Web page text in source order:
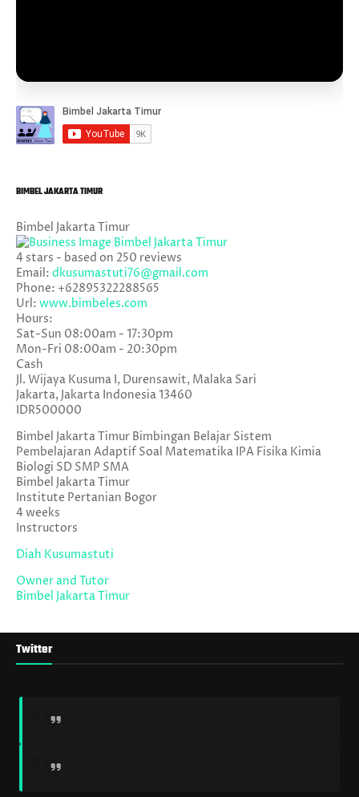
BIMBEL JAKARTA TIMUR
Bimbel Jakarta Timur
4 stars - based on 250 reviews
Email: dkusumastuti76@gmail.com
Phone: +62895322288565
Url: www.bimbeles.com
Hours:
Sat-Sun 08:00am - 17:30pm
Mon-Fri 08:00am - 20:30pm
Cash
Jl. Wijaya Kusuma I, Durensawit, Malaka Sari
Jakarta, Jakarta Indonesia13460
IDR500000
Bimbel Jakarta Timur Bimbingan Belajar Sistem
Pembelajaran Adaptif Soal Matematika IPA Fisika Kimia
Biologi SD SMP SMA
Bimbel Jakarta Timur
Institute Pertanian Bogor
4 weeks
Instructors
Diah Kusumastuti
Owner and Tutor
Bimbel Jakarta Timur
Twitter